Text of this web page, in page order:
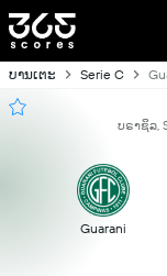
ບານເຕະ Serie C
ບຣາຊິລ,
Guarani